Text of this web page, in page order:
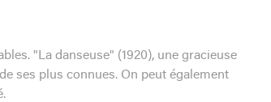
"La danseuse" (1920), une gracieuse
ses plus connues. On peut également